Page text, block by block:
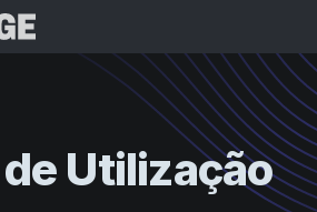
Lists
de Utilização